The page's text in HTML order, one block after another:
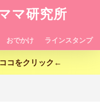
マ研究所
おでかけ ラインスタンプ
コをクリック←